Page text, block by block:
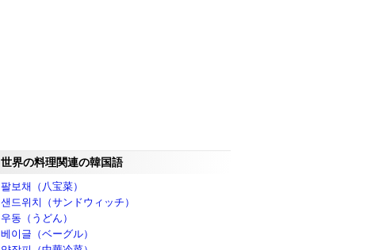
世界の料理関連の韓国語
팔보채（八宝菜）
샌드위치（サンドウィッチ）
우동（うどん）
베이글（ベーグル）